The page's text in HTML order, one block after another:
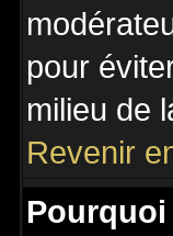
pour
milieu de
Revenir